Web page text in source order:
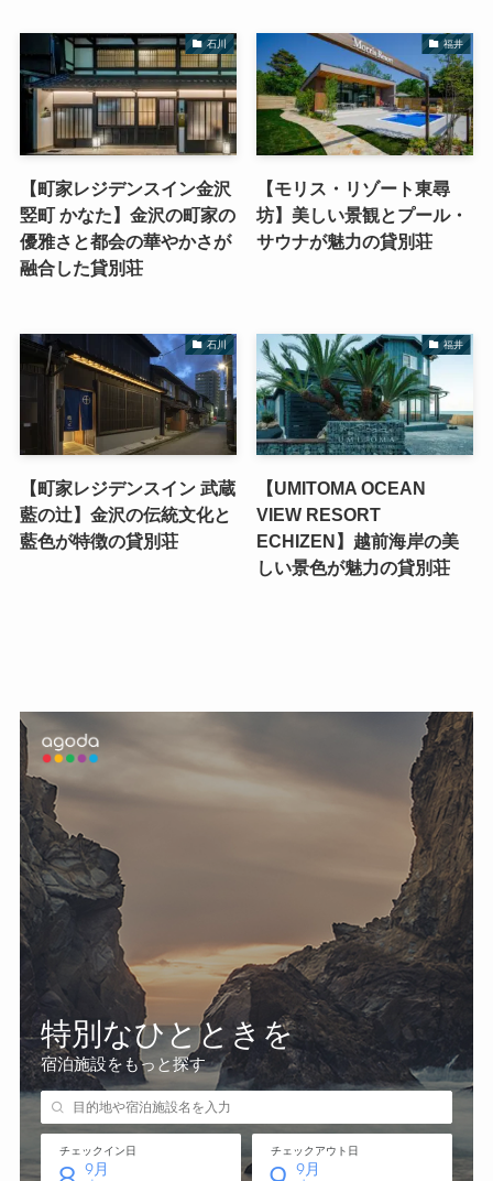
石川
【町家レジデンスイン金沢
竪町 かなた】金沢の町家の
優雅さと都会の華やかさが
融合した貸別荘
福井
【モリス・リゾート東尋
坊】美しい景観とプール・
サウナが魅力の貸別荘
石川
【町家レジデンスイン 武蔵
藍の辻】金沢の伝統文化と
藍色が特徴の貸別荘
福井
【UMITOMA OCEAN
VIEW RESORT
ECHIZEN】越前海岸の美
しい景色が魅力の貸別荘